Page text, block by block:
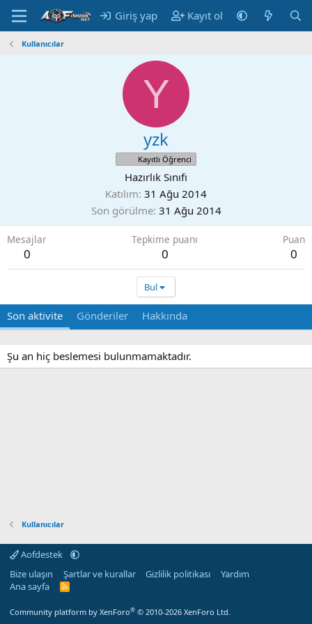
Giriş yap Kayıt ol
Kullanıcılar
Y
yzk
Kayıtlı Öğrenci
Hazırlık Sınıfı
Katılım 31 Ağu 2014
Son görülme 31 Ağu 2014
Mesajlar
0
Tepkime puanı
0
Puan
0
Bul
Son aktivite Gönderiler Hakkında
Şu an hiç beslemesi bulunmamaktadır.
Kullanıcılar
Aofdestek
Bize ulaşın
Şartlar ve kurallar Gizlilik politikası
Yardım
Ana sayfa
R
Community platform by XenForo® © 2010-2026 XenForo Ltd.